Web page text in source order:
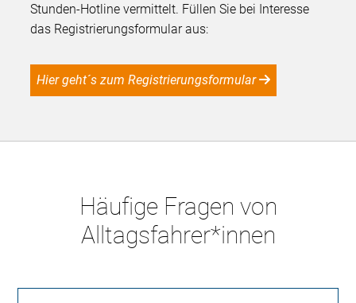
Stunden-Hotline vermittelt. Füllen Sie bei Interesse
das Registrierungsformular aus:
Hier geht´s zum Registrierungsformular
Häufige Fragen von
Alltagsfahrer*innen